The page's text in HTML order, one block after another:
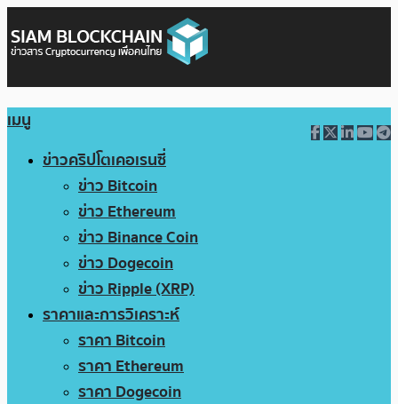
เมนู
ข่าวคริปโตเคอเรนซี่
ข่าว Bitcoin
ข่าว Ethereum
ข่าว Binance Coin
ข่าว Dogecoin
ข่าว Ripple (XRP)
ราคาและการวิเคราะห์
ราคา Bitcoin
ราคา Ethereum
ราคา Dogecoin